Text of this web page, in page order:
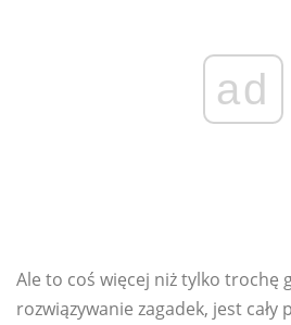
ad
Ale to coś więcej niż tylko trochę
rozwiązywanie zagadek, jest